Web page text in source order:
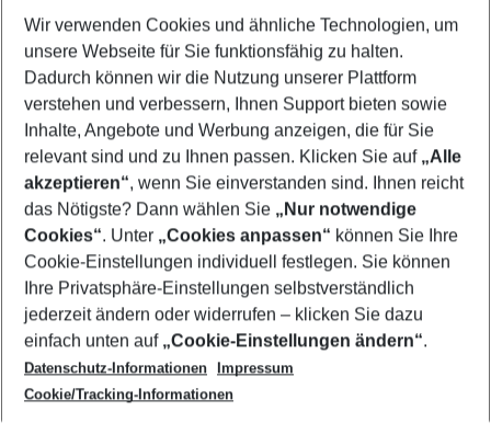
2 Erwachsene Keine Kinder
Mehr Filter anzeigen
Footer
Footer navigation
Über uns
AGB
Cookie-Einstellungen ändern
Cookie-Richtlinie
Datenschutz
Service & Hilfe
Barrierefreies Reisen
Check-in
Folgen Sie uns
Wir verwenden Cookies und ähnliche Technologien, um
unsere Webseite für Sie funktionsfähig zu halten.
Dadurch können wir die Nutzung unserer Plattform
verstehen und verbessern, Ihnen Support bieten sowie
Inhalte, Angebote und Werbung anzeigen, die für Sie
relevant sind und zu Ihnen passen. Klicken Sie auf „Alle
akzeptieren“, wenn Sie einverstanden sind. Ihnen reicht
das Nötigste? Dann wählen Sie „Nur notwendige
Cookies“. Unter „Cookies anpassen“ können Sie Ihre
Cookie-Einstellungen individuell festlegen. Sie können
Ihre Privatsphäre-Einstellungen selbstverständlich
jederzeit ändern oder widerrufen – klicken Sie dazu
einfach unten auf „Cookie-Einstellungen ändern“.
Datenschutz-Informationen
Impressum
Cookie/Tracking-Informationen